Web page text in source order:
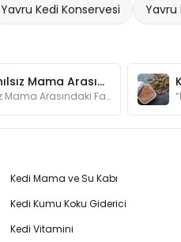
Yavru Kedi Konservesi Yavru
Tahıllı Mama ile Tahılsız Mama Arasındaki Fark Nedir?
Tahıllı Mama ile Tahılsız Mama Arasındaki Fark Nedir?
Kedi Mama ve Su Kabı
Kedi Kumu Koku Giderici
Kedi Vitamini